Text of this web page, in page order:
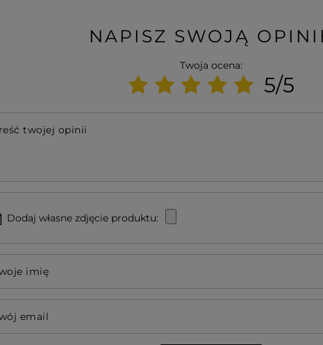
NAPISZ SWOJĄ
Twoja ocena:
5/5
twojej opinii
Dodaj własne zdjęcie produktu:
imię
email